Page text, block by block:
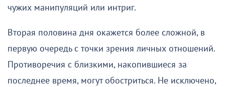
чужих манипуляций или интриг.
Вторая половина дня окажется более сложной, в
первую очередь с точки зрения личных отношений.
Противоречия с близкими, накопившиеся за
последнее время, могут обостриться. Не исключено,